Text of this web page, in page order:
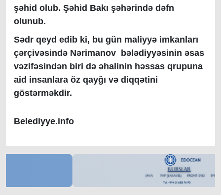
şəhid olub. Şəhid Bakı şəhərində dəfn
olunub.
Sədr qeyd edib ki, bu gün maliyyə imkanları
çərçivəsində Nərimanov bələdiyyəsinin əsas
vəzifəsindən biri də əhalinin həssas qrupuna
aid insanlara öz qayğı və diqqətini
göstərməkdir.
Belediyye.info